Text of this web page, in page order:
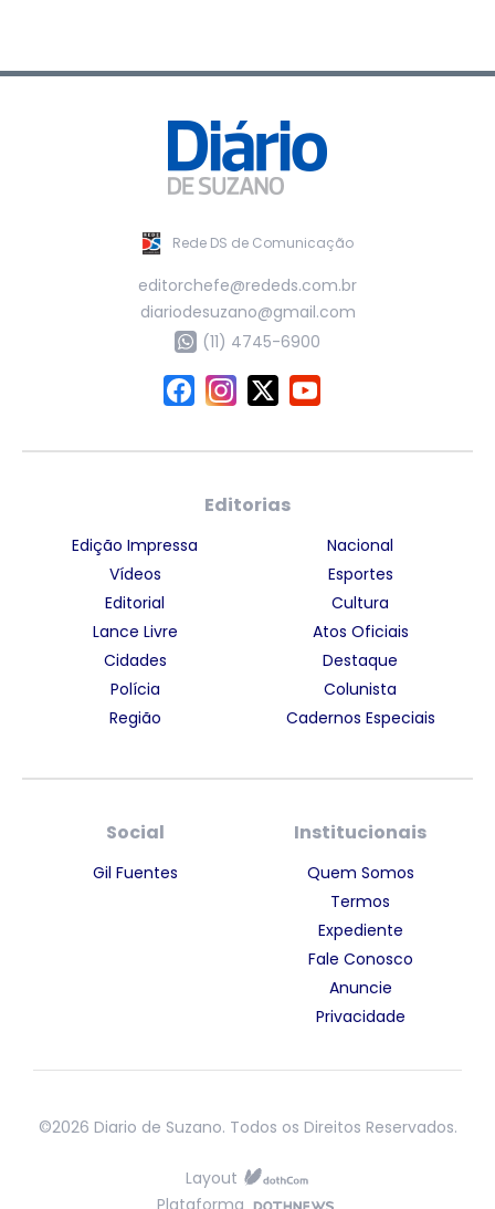
Rede DS de Comunicação
editorchefe@rededs.com.br
diariodesuzano@gmail.com
(11) 4745-6900
Editorias
Edição Impressa
Vídeos
Editorial
Lance Livre
Cidades
Polícia
Região
Nacional
Esportes
Cultura
Atos Oficiais
Destaque
Colunista
Cadernos Especiais
Social
Gil Fuentes
Institucionais
Quem Somos
Termos
Expediente
Fale Conosco
Anuncie
Privacidade
©2026 Diario de Suzano. Todos os Direitos Reservados.
Layout